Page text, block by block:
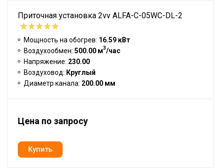
Приточная установка 2vv ALFA-C-05WC-DL-2
Мощность на обогрев: 16.59 кВт
Воздухообмен: 500.00 м3/час
Напряжение: 230.00
Воздуховод: Круглый
Диаметр канала: 200.00 мм
Цена по запросу